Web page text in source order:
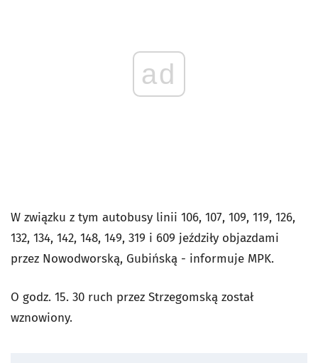
ad
W związku z tym autobusy linii 106, 107, 109, 119, 126,
132, 134, 142, 148, 149, 319 i 609 jeździły objazdami
przez Nowodworską, Gubińską - informuje MPK.
O godz. 15. 30 ruch przez Strzegomską został
wznowiony.